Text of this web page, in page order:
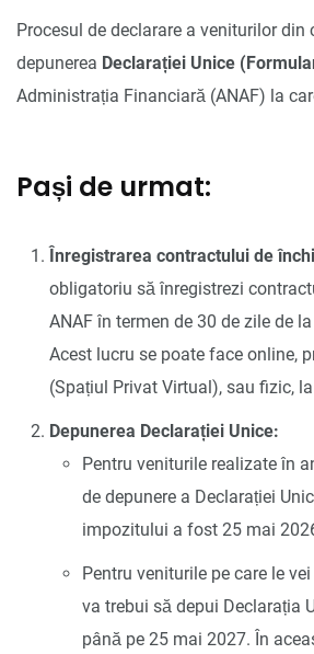
Procesul de declarare a veniturilor din
depunerea Declarației Unice
Administrația Financiară (ANAF) la
Pași de urmat:
Înregistrarea contractului de
obligatoriu să înregistrezi
ANAF în termen de 30 de zile de
Acest lucru se poate face online,
(Spațiul Privat Virtual), sau fizic,
Depunerea Declarației Unice:
Pentru veniturile realizate în
de depunere a Declarației
impozitului a fost 25 mai
Pentru veniturile pe care le
va trebui să depui Declarația
până pe 25 mai 2027. În